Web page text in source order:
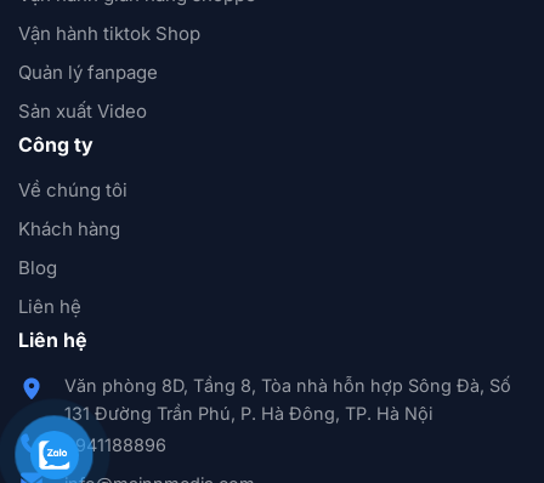
Vận hành tiktok Shop
Quản lý fanpage
Sản xuất Video
Công ty
Về chúng tôi
Khách hàng
Blog
Liên hệ
Liên hệ
Văn phòng 8D, Tầng 8, Tòa nhà hỗn hợp Sông Đà, Số
131 Đường Trần Phú, P. Hà Đông, TP. Hà Nội
0941188896